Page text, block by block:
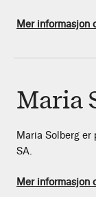
Mer informasjon
Maria
Maria Solberg er
SA.
Mer informasjon